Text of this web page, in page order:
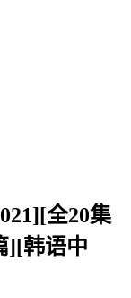
全20集
][韩语中